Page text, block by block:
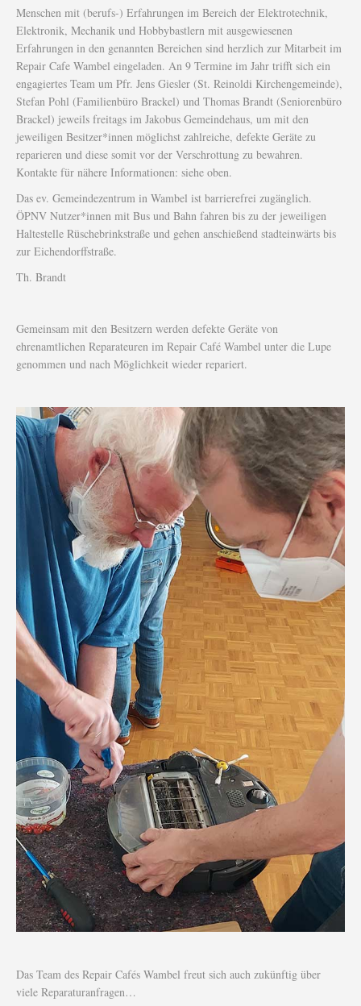
Menschen mit (berufs-) Erfahrungen im Bereich der Elektrotechnik,
Elektronik, Mechanik und Hobbybastlern mit ausgewiesenen
Erfahrungen in den genannten Bereichen sind herzlich zur Mitarbeit im
Repair Cafe Wambel eingeladen. An 9 Termine im Jahr trifft sich ein
engagiertes Team um Pfr. Jens Giesler (St. Reinoldi Kirchengemeinde),
Stefan Pohl (Familienbüro Brackel) und Thomas Brandt (Seniorenbüro
Brackel) jeweils freitags im Jakobus Gemeindehaus, um mit den
jeweiligen Besitzer*innen möglichst zahlreiche, defekte Geräte zu
reparieren und diese somit vor der Verschrottung zu bewahren.
Kontakte für nähere Informationen: siehe oben.
Das ev. Gemeindezentrum in Wambel ist barrierefrei zugänglich.
ÖPNV Nutzer*innen mit Bus und Bahn fahren bis zu der jeweiligen
Haltestelle Rüschebrinkstraße und gehen anschießend stadteinwärts bis
zur Eichendorffstraße.
Th. Brandt
Gemeinsam mit den Besitzern werden defekte Geräte von
ehrenamtlichen Reparateuren im Repair Café Wambel unter die Lupe
genommen und nach Möglichkeit wieder repariert.
Das Team des Repair Cafés Wambel freut sich auch zukünftig über
viele Reparaturanfragen…